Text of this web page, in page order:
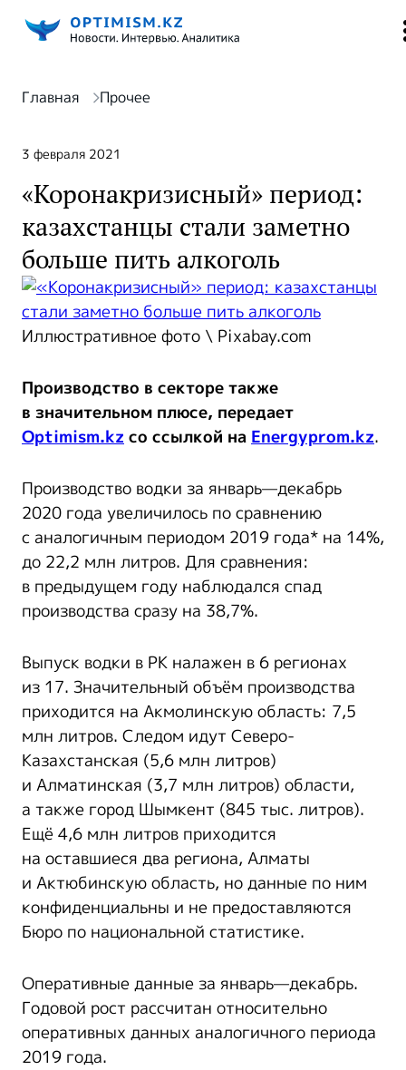
Главная Прочее
3 февраля 2021
«Коронакризисный» период:
казахстанцы стали заметно
больше пить алкоголь
Иллюстративное фото \ Pixabay.com
Производство в секторе также
в значительном плюсе, передает
Optimism.kz со ссылкой на Energyprom.kz.
Производство водки за январь—декабрь
2020 года увеличилось по сравнению
с аналогичным периодом 2019 года* на 14%,
до 22,2 млн литров. Для сравнения:
в предыдущем году наблюдался спад
производства сразу на 38,7%.
Выпуск водки в РК налажен в 6 регионах
из 17. Значительный объём производства
приходится на Акмолинскую область: 7,5
млн литров. Следом идут Северо-
Казахстанская (5,6 млн литров)
и Алматинская (3,7 млн литров) области,
а также город Шымкент (845 тыс. литров).
Ещё 4,6 млн литров приходится
на оставшиеся два региона, Алматы
и Актюбинскую область, но данные по ним
конфиденциальны и не предоставляются
Бюро по национальной статистике.
Оперативные данные за январь—декабрь.
Годовой рост рассчитан относительно
оперативных данных аналогичного периода
2019 года.